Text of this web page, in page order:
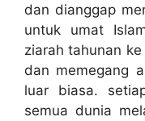
dan dianggap
untuk umat
ziarah tahunan
dan memegang
luar biasa.
semua dunia